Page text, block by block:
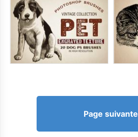
Page suivante